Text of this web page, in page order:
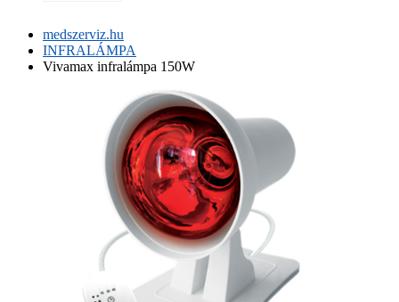
medszerviz.hu
INFRALÁMPA
Vivamax infralámpa 150W